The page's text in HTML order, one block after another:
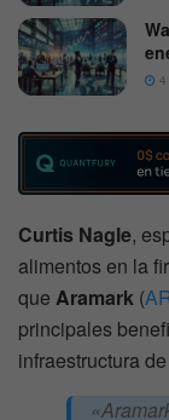
4
Curtis Nagle,
alimentos en la
que Aramark (
principales
infraestructura